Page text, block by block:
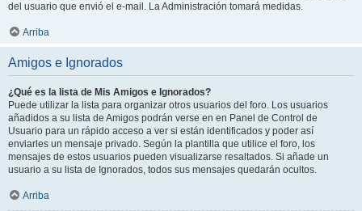
del usuario que envió el e-mail. La Administración tomará medidas.
Arriba
Amigos e Ignorados
¿Qué es la lista de Mis Amigos e Ignorados?
Puede utilizar la lista para organizar otros usuarios del foro. Los usuarios
añadidos a su lista de Amigos podrán verse en en Panel de Control de
Usuario para un rápido acceso a ver si están identificados y poder así
enviarles un mensaje privado. Según la plantilla que utilice el foro, los
mensajes de estos usuarios pueden visualizarse resaltados. Si añade un
usuario a su lista de Ignorados, todos sus mensajes quedarán ocultos.
Arriba